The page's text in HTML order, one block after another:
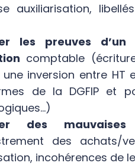
auxiliarisation,
les preuves
comptable
inversion entre HT
de la DGFIP et
des
des achats/
incohérences de